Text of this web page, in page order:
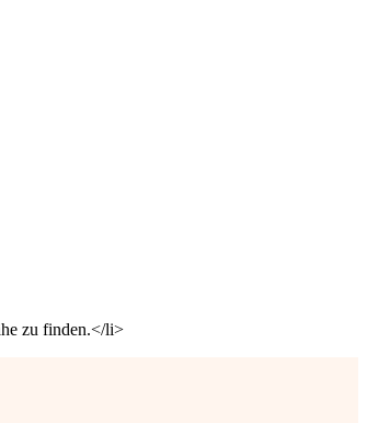
zu finden.</li>